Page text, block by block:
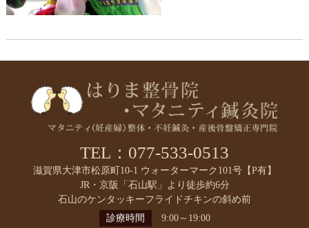
TEL：077-533-0513
滋賀県大津市松原町10-1 ウォーターマーク101号【P有】
JR・京阪「石山駅」より徒歩約6分
石山のケンタッキーフライドチキンの斜め前
診療時間
9:00～19:00